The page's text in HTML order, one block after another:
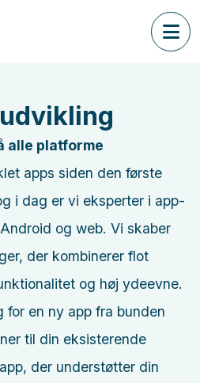
alle platforme
apps siden den første
i dag er vi eksperter i app-
og web. Vi skaber
der kombinerer flot
og høj ydeevne.
for en ny app fra bunden
til din eksisterende
der understøtter din